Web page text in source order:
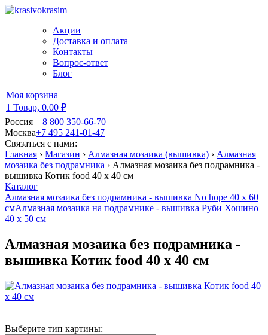
Акции
Доставка и оплата
Контакты
Вопрос-ответ
Блог
Моя корзина
1 Товар, 0.00 ₽
Россия
8 800 350-66-70
Москва+7 495 241-01-47
Связаться с нами:
Главная › Магазин › Алмазная мозаика (вышивка) › Алмазная
мозаика без подрамника › Алмазная мозаика без подрамника -
вышивка Котик food 40 х 40 см
Каталог
Алмазная мозаика без подрамника - вышивка No hope 40 х 60
смАлмазная мозаика на подрамнике - вышивка Руби Хошино
40 х 50 см
Алмазная мозаика без подрамника -
вышивка Котик food 40 х 40 см
Выберите тип картины: